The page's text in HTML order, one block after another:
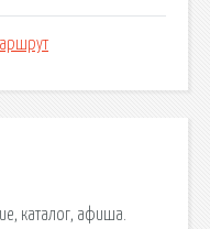
каталог, афиша.